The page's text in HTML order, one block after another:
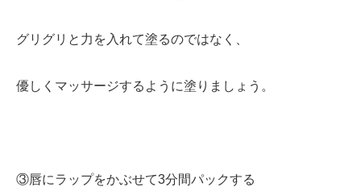
グリグリと力を入れて塗るのではなく、
優しくマッサージするように塗りましょう。
③唇にラップをかぶせて3分間パックする